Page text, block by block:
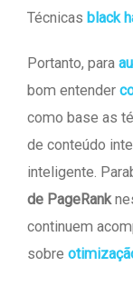
Técnicas black
Portanto, para
bom entender
como base as
de conteúdo
inteligente.
de PageRank
continuem
sobre